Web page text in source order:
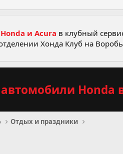
и Acura в клубный
Хонда Клуб на
Honda
Отдых и праздники